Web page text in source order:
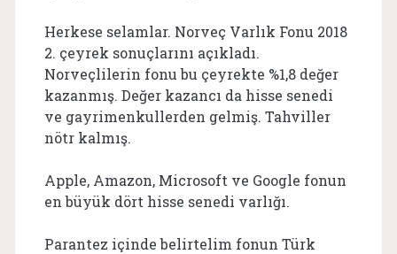
Tahvilleri
Herkese selamlar. Norveç Varlık Fonu 2018
2. çeyrek sonuçlarını açıkladı.
Norveçlilerin fonu bu çeyrekte %1,8 değer
kazanmış. Değer kazancı da hisse senedi
ve gayrimenkullerden gelmiş. Tahviller
nötr kalmış.
Apple, Amazon, Microsoft ve Google fonun
en büyük dört hisse senedi varlığı.
Parantez içinde belirtelim fonun Türk